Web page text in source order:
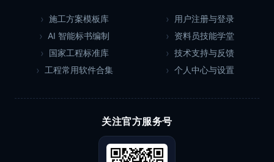
施工方案模板库
AI 智能标书编制
国家工程标准库
工程常用软件合集
用户注册与登录
资料员技能学堂
技术支持与反馈
个人中心与设置
关注官方服务号